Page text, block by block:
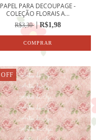
PAPEL PARA DECOUPAGE -
COLEÇÃO FLORAIS A...
R$3,30 R$1,98
OFF